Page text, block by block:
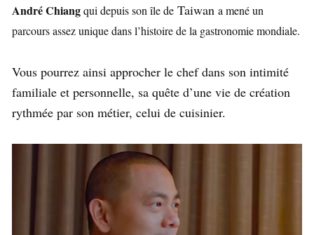
André Chiangqui depuis son île de Taiwan a mené un
parcours assez unique dans l’histoire de la gastronomie mondiale.
Vous pourrez ainsi approcher le chef dans son intimité
familiale et personnelle, sa quête d’une vie de création
rythmée par son métier, celui de cuisinier.